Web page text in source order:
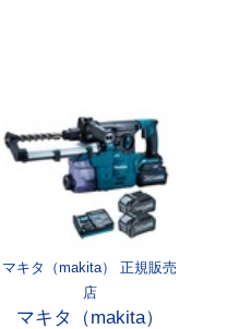
マキタ（makita） 正規販売
店
マキタ（makita）